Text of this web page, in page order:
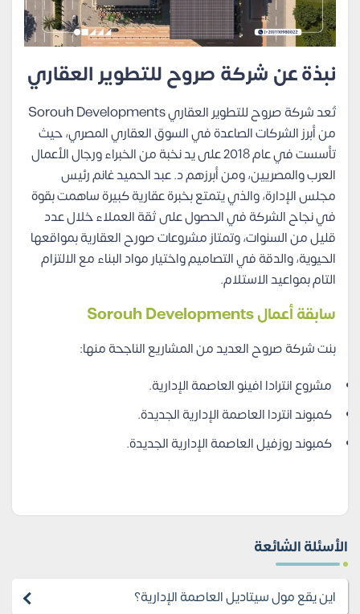
نبذة عن شركة صروح للتطوير العقاري
تُعد شركة صروح للتطوير العقاري Sorouh Developments
من أبرز الشركات الصاعدة في السوق العقاري المصري، حيث
تأسست في عام 2018 على يد نخبة من الخبراء ورجال الأعمال
العرب والمصريين، ومن أبرزهم د. عبد الحميد غانم رئيس
مجلس الإدارة، والذي يتمتع بخبرة عقارية كبيرة ساهمت بقوة
في نجاح الشركة في الحصول على ثقة العملاء خلال عدد
قليل من السنوات، وتمتاز مشروعات صورح العقارية بمواقعها
الحيوية، والدقة في التصاميم واختيار مواد البناء مع الالتزام
التام بمواعيد الاستلام.
سابقة أعمال Sorouh Developments
بنت شركة صروح العديد من المشاريع الناجحة منها:
مشروع انترادا افينو العاصمة الإدارية.
كمبوند انتردا العاصمة الإدارية الجديدة.
كمبوند روزفيل العاصمة الإدارية الجديدة.
الأسئلة الشائعة
اين يقع مول سيتاديل العاصمة الإدارية؟